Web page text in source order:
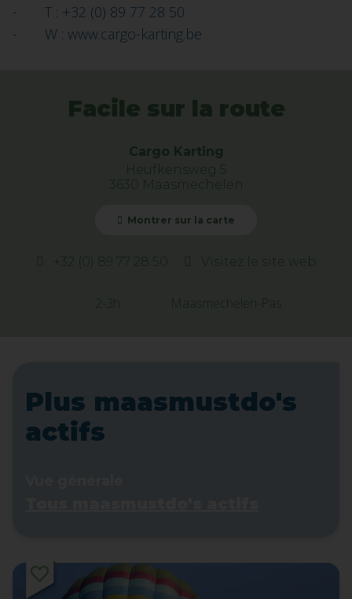
- T : +32 (0) 89 77 28 50
- W : www.cargo-karting.be
Facile sur la route
Cargo Karting
Heufkensweg 5
3630 Maasmechelen
Montrer sur la carte
+32 (0) 89 77 28 50 Visitez le site web
Maasmechelen-Pas
Plus maasmustdo's
actifs